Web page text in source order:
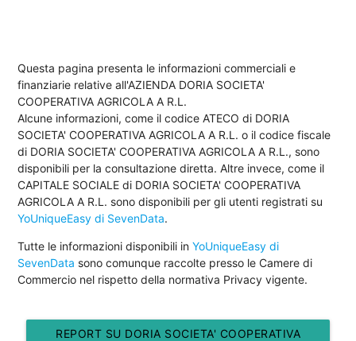
Questa pagina presenta le informazioni commerciali e
finanziarie relative all'AZIENDA DORIA SOCIETA'
COOPERATIVA AGRICOLA A R.L.
Alcune informazioni, come il codice ATECO di DORIA
SOCIETA' COOPERATIVA AGRICOLA A R.L. o il codice fiscale
di DORIA SOCIETA' COOPERATIVA AGRICOLA A R.L., sono
disponibili per la consultazione diretta. Altre invece, come il
CAPITALE SOCIALE di DORIA SOCIETA' COOPERATIVA
AGRICOLA A R.L. sono disponibili per gli utenti registrati su
YoUniqueEasy di SevenData.
Tutte le informazioni disponibili inYoUniqueEasy di
SevenData sono comunque raccolte presso le Camere di
Commercio nel rispetto della normativa Privacy vigente.
REPORT SU DORIA SOCIETA' COOPERATIVA